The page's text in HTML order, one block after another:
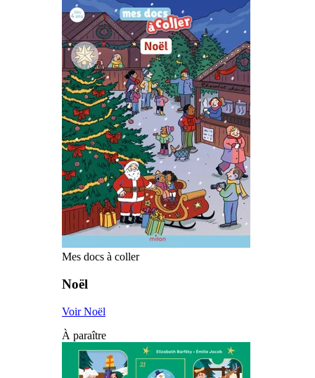
Mes docs à coller
Noël
Voir Noël
À paraître